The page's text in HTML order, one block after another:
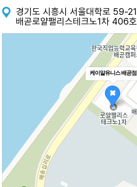
경기도 시흥시 서울대학로 59-21
배곧로얄팰리스테크노1차 406호
케이알유니스 배곧점